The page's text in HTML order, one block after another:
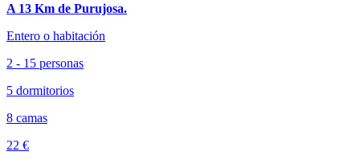
A 13 Km de Purujosa.
Entero o habitación
2 - 15 personas
5 dormitorios
8 camas
22 €